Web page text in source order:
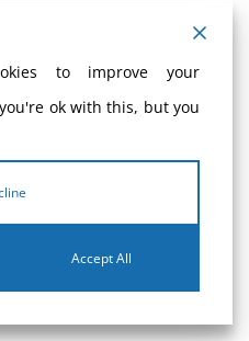
van het product.
niet aansprakelijk
van het product
niet alle
sluiten van de
to improve your
ok with this, but you
Accept All